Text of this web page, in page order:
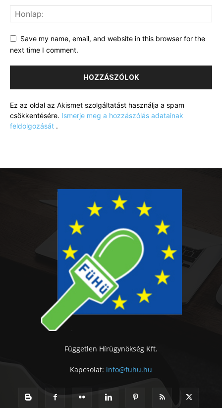
Save my name, email, and website in this browser for the
next time I comment.
Ez az oldal az Akismet szolgáltatást használja a spam
csökkentésére. Ismerje meg a hozzászólás adatainak
feldolgozását .
Független Hírügynökség Kft.
Kapcsolat: info@fuhu.hu